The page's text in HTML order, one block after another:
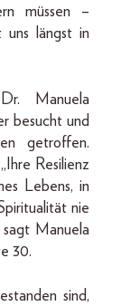
müssen –
uns längst in
Manuela
besucht und
getroffen.
Resilienz
Lebens, in
nie
Manuela
30.
sind,